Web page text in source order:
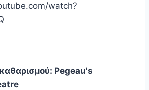
watch?
Pegeau's